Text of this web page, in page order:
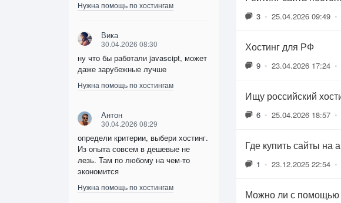
Нужна помощь по хостингам
Вика
30.04.2026 08:30
ну что бы работали javascipt, может
даже зарубежные лучше
Нужна помощь по хостингам
Антон
30.04.2026 08:29
определи критерии, выбери хостинг.
Из опыта совсем в дешевые не
лезь. Там по любому на чем-то
экономится
Нужна помощь по хостингам
3 • 25.04.2026 09:49 •
Хостинг для РФ
9 • 23.04.2026 17:24 •
Ищу российский
6 • 25.04.2026 18:57 •
Где купить сайты на
1 • 23.12.2025 22:54 •
Можно ли с помощью